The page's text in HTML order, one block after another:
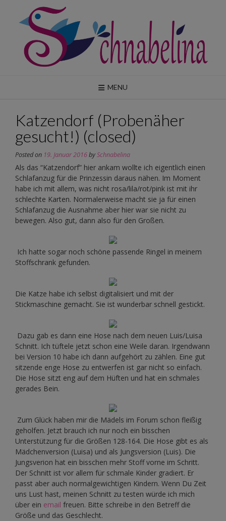
content
MENU
Katzendorf (Probenäher
gesucht!) (closed)
Posted on 19. Januar 2016bySchnabelina
Als das “Katzendorf” hier ankam wollte ich eigentlich einen
Schlafanzug für die Prinzessin daraus nähen. Im Moment
habe ich mit allem, was nicht rosa/lila/rot/pink ist mit ihr
schlechte Karten. Normalerweise macht sie ja für einen
Schlafanzug die Ausnahme aber hier war sie nicht zu
bewegen. Also gut, dann also für den Großen.
Ich hatte sogar noch schöne passende Ringel in meinem
Stoffschrank gefunden.
Die Katze habe ich selbst digitalisiert und mit der
Stickmaschine gemacht. Sie ist wunderbar schnell gestickt.
Dazu gab es dann eine Hose nach dem neuen Luis/Luisa
Schnitt. Ich tüftele jetzt schon eine Weile daran. Irgendwann
bei Version 10 habe ich dann aufgehört zu zählen. Eine gut
sitzende enge Hose zu entwerfen ist gar nicht so einfach.
Die Hose sitzt eng auf dem Hüften und hat ein schmales
gerades Bein.
Zum Glück haben mir die Mädels im Forum schon fleißig
geholfen. Jetzt brauch ich nur noch ein bisschen
Unterstützung für die Größen 128-164. Die Hose gibt es als
Mädchenversion (Luisa) und als Jungsversion (Luis). Die
Jungsverion hat ein bisschen mehr Stoff vorne im Schritt.
Der Schnitt ist vor allem für schmale Kinder gradiert. Er
passt aber auch normalgewichtigen Kindern. Wenn Du Zeit
uns Lust hast, meinen Schnitt zu testen würde ich mich
über ein email freuen. Bitte schreibe in den Betreff die
Größe und das Geschlecht.